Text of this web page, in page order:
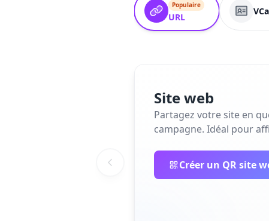
Populaire
URL
Site web
Partagez votre site en
campagne. Idéal pour
Créer un QR site